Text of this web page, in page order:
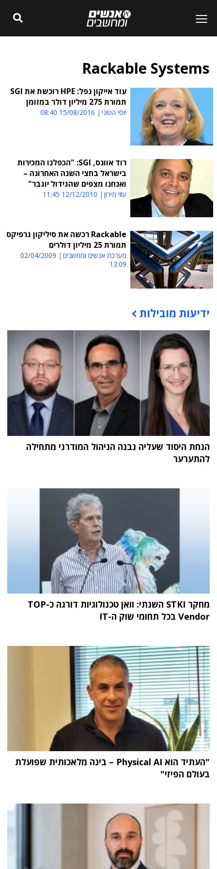
Rackable Systems
עוד אייקון נפל: HPE רוכשת את SGI
תמורת 275 מיליון דולר במזומן
יוסי הטוני 15/08/2016 08:40
רוד אוונס, SGI: "הכפלנו המכירות
בישראל בחצי השנה האחרונה –
ואנחנו מצפים שהגידול יוגבר"
עוזי מירון 12/12/2010 11:45
Rackable רכשה את סיליקון גרפיקס
תמורת 25 מיליון דולרים
מערכת אנשים ומחשבים
02/04/2009
13:09
תוכן פרסומי
ידיעות מובילות
הנחת היסוד שעליה נבנה הניהול המודרני מתחילה
להתערער
מחקר STKI השנתי: וואן טכנולוגיות דורגה כ-TOP
Vendor בכל תחומי שוק ה-IT
"העתיד הוא Physical AI – בינה מלאכותית שפועלת
בעולם הפיזי"